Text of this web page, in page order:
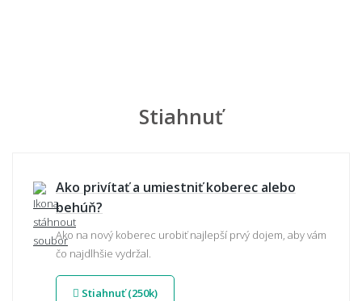
Stiahnuť
Ako privítať a umiestniť koberec alebo
behúň?
Ako na nový koberec urobiť najlepší prvý dojem, aby vám
čo najdlhšie vydržal.
Stiahnuť (250k)